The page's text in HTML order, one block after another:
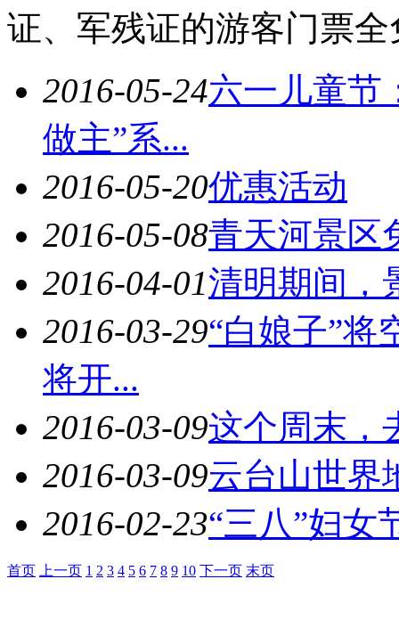
证、军残证的游客门票
2016-05-24六一儿童节
做主”系...
2016-05-20优惠活动
2016-05-08青天河景区
2016-04-01清明期间，
2016-03-29“白娘子”将
将开...
2016-03-09这个周末，
2016-03-09云台山世界
2016-02-23“三八”妇女
首页 上一页 1 2 3 4 5 6 7 8 9 10 下一页 末页